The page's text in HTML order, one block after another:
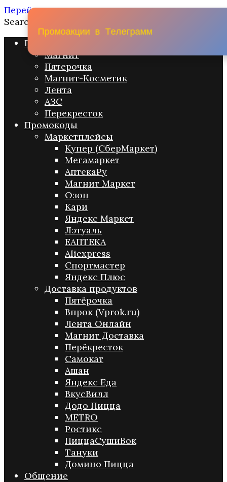
Перейти к содержанию
Search for:
Промо акции
Магнит
Пятерочка
Магнит-Косметик
Лента
АЗС
Перекресток
Промокоды
Маркетплейсы
Купер (СберМаркет)
Мегамаркет
АптекаРу
Магнит Маркет
Озон
Кари
Яндекс Маркет
Лэтуаль
ЕАПТЕКА
Aliexpress
Спортмастер
Яндекс Плюс
Доставка продуктов
Пятёрочка
Впрок (Vprok.ru)
Лента Онлайн
Магнит Доставка
Перёкресток
Самокат
Ашан
Яндекс Еда
ВкусВилл
Додо Пицца
METRO
Ростикс
ПиццаСушиВок
Тануки
Домино Пицца
Общение
Промоакции в Телеграмм